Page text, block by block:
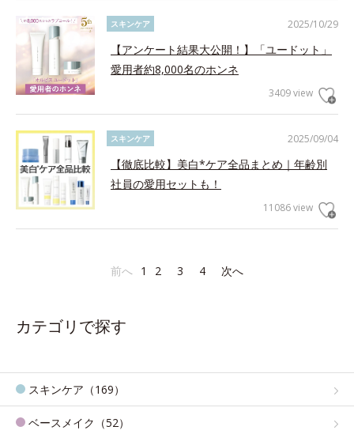
2025/10/29
スキンケア
【アンケート結果大公開！】「ユードット」
愛用者約8,000名のホンネ
3409 view
2025/09/04
スキンケア
【徹底比較】美白*ケア全品まとめ｜年齢別
社員の愛用セットも！
11086 view
前へ 1 2 3 4 次へ
カテゴリで探す
スキンケア（169）
ベースメイク（52）